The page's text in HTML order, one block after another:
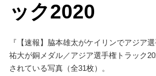
ック2020
『【速報】脇本雄太がケイリンでアジア
祐大が銅メダル／アジア選手権トラック
されている写真（全31枚）。